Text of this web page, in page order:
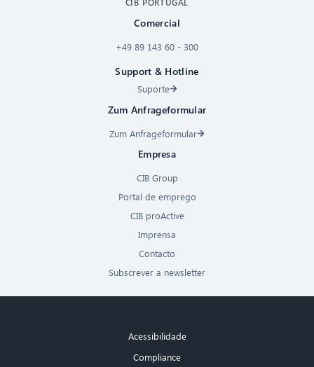
CIB PORTUGAL
Comercial
+49 89 143 60 - 300
Support & Hotline
Suporte
Zum Anfrageformular
Zum Anfrageformular
Empresa
CIB Group
Portal de emprego
CIB proActive
Imprensa
Contacto
Subscrever a newsletter
Acessibilidade
Compliance